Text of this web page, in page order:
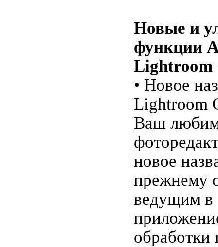
Новые и
функции
Lightroom
• Новое
Lightroom
Ваш
новое
прежнему
ведущим в